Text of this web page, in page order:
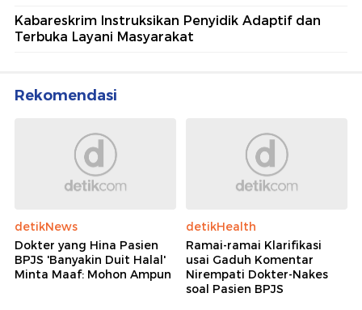
Kabareskrim Instruksikan Penyidik Adaptif dan
Terbuka Layani Masyarakat
Rekomendasi
detikNews
Dokter yang Hina Pasien
BPJS 'Banyakin Duit Halal'
Minta Maaf: Mohon Ampun
detikHealth
Ramai-ramai Klarifikasi
usai Gaduh Komentar
Nirempati Dokter-Nakes
soal Pasien BPJS